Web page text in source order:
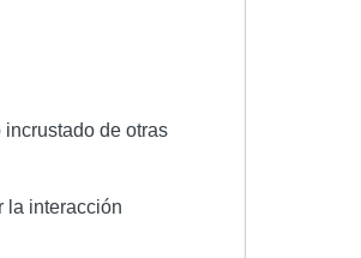
de otras
la interacción